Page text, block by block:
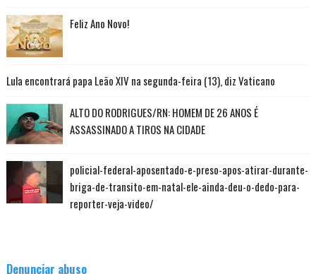
Feliz Ano Novo!
Lula encontrará papa Leão XIV na segunda-feira (13), diz Vaticano
ALTO DO RODRIGUES/RN: HOMEM DE 26 ANOS É
ASSASSINADO A TIROS NA CIDADE
policial-federal-aposentado-e-preso-apos-atirar-durante-
briga-de-transito-em-natal-ele-ainda-deu-o-dedo-para-
reporter-veja-video/
Denunciar abuso